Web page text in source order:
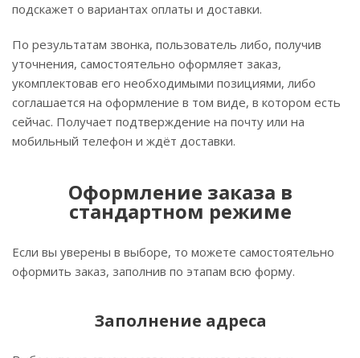
подскажет о вариантах оплаты и доставки.
По результатам звонка, пользователь либо, получив
уточнения, самостоятельно оформляет заказ,
укомплектовав его необходимыми позициями, либо
соглашается на оформление в том виде, в котором есть
сейчас. Получает подтверждение на почту или на
мобильный телефон и ждёт доставки.
Оформление заказа в
стандартном режиме
Если вы уверены в выборе, то можете самостоятельно
оформить заказ, заполнив по этапам всю форму.
Заполнение адреса